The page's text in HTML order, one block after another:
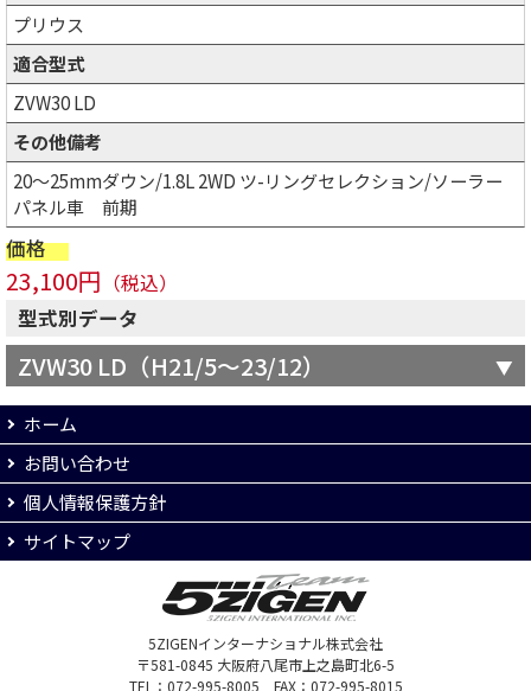
プリウス
適合型式
ZVW30 LD
その他備考
20～25mmダウン/1.8L 2WD ツ-リングセレクション/ソーラー
パネル車 前期
価格
23,100円 （税込）
型式別データ
ZVW30 LD（H21/5～23/12）
ホーム
お問い合わせ
個人情報保護方針
サイトマップ
5ZIGENインターナショナル株式会社
〒581-0845 大阪府八尾市上之島町北6-5
TEL：072-995-8005 FAX：072-995-8015